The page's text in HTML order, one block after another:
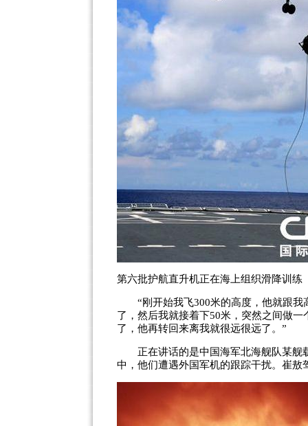
第六批护航直升机正在海上组织滑降训练
“刚开始我飞300米的高度，他就跟我
了，然后我就接着下50米，突然之间做
了，他再转回来离我就很远很远了。”
正在讲话的是中国海军北海舰队某舰
中，他们遭遇外国军机的跟踪干扰。崔